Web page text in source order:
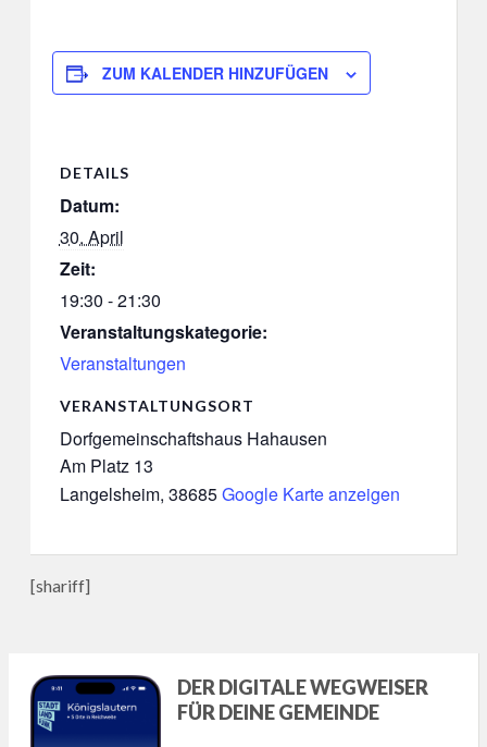
ZUM KALENDER HINZUFÜGEN
DETAILS
Datum:
30. April
Zeit:
19:30 - 21:30
Veranstaltungskategorie:
Veranstaltungen
VERANSTALTUNGSORT
Dorfgemeinschaftshaus Hahausen
Am Platz 13
Langelsheim, 38685Google Karte anzeigen
[shariff]
DER DIGITALE WEGWEISER
FÜR DEINE GEMEINDE